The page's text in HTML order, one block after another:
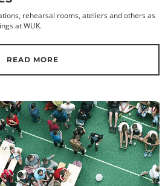
rehearsal rooms, ateliers and others as
at WUK.
READ MORE